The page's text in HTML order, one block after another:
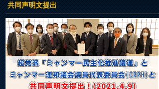
共同声明文提出